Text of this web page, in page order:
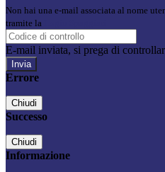
Non hai una e-mail associata al nome
tramite la
E-mail inviata, si prega di
Errore
Chiudi
Successo
Chiudi
Informazione